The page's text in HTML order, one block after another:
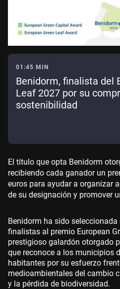
01:45 MIN
Benidorm, finalista del
Leaf 2027 por su
sostenibilidad
El título que opta Benidorm
recibiendo cada ganador un
euros para ayudar a organizar
de su designación y promover
Benidorm ha sido
finalistas al premio European
prestigioso galardón otorgado
que reconoce a los municipios
habitantes por su esfuerzo
medioambientales del cambio
y la pérdida de biodiversidad.